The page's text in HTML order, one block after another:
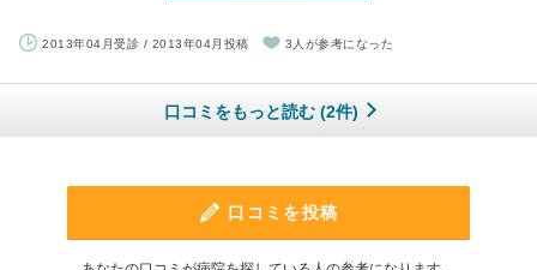
2013年04月受診 / 2013年04月投稿 3人が参考になった
口コミをもっと読む (2件)
口コミを投稿